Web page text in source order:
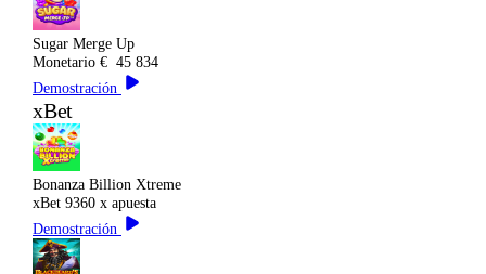
Sugar Merge Up
Monetario € 45 834
Demostración
xBet
Bonanza Billion Xtreme
xBet 9360 x apuesta
Demostración